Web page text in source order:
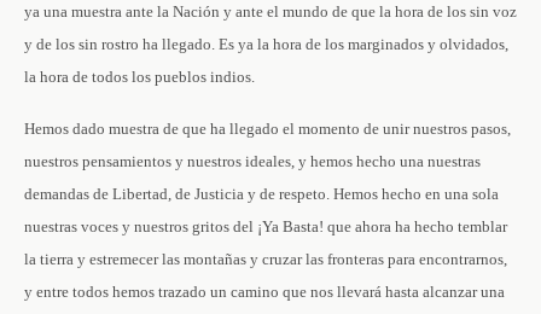
ya una muestra ante la Nación y ante el mundo de que la hora de los sin voz
y de los sin rostro ha llegado. Es ya la hora de los marginados y olvidados,
la hora de todos los pueblos indios.
Hemos dado muestra de que ha llegado el momento de unir nuestros pasos,
nuestros pensamientos y nuestros ideales, y hemos hecho una nuestras
demandas de Libertad, de Justicia y de respeto. Hemos hecho en una sola
nuestras voces y nuestros gritos del ¡Ya Basta! que ahora ha hecho temblar
la tierra y estremecer las montañas y cruzar las fronteras para encontrarnos,
y entre todos hemos trazado un camino que nos llevará hasta alcanzar una